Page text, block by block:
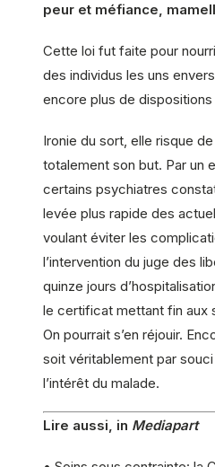
peur et méfiance,
Cette loi fut faite pour
des individus les uns
encore plus de
Ironie du sort, elle risque
totalement son but. Par un
certains psychiatres
levée plus rapide des
voulant éviter les
l’intervention du juge des
quinze jours
le certificat mettant fin aux
On pourrait s’en réjouir.
soit véritablement par
l’intérêt du malade.
Lire aussi, in Mediapart